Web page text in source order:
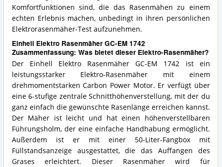
Komfortfunktionen sind, die das Rasenmähen zu einem
echten Erlebnis machen, unbedingt in ihren persönlichen
Elektrorasenmäher-Test aufzunehmen.
Einhell Elektro Rasenmäher GC-EM 1742
Zusammenfassung: Was bietet dieser Elektro-Rasenmäher?
Der Einhell Elektro Rasenmäher GC-EM 1742 ist ein
leistungsstarker Elektro-Rasenmäher mit einem
drehmomentstarken Carbon Power Motor. Er verfügt über
eine 6-stufige zentrale Schnitthöhenverstellung, mit der du
ganz einfach die gewünschte Rasenlänge erreichen kannst.
Der Mäher ist leicht und hat einen höhenverstellbaren
Führungsholm, der eine einfache Handhabung ermöglicht.
Außerdem ist er mit einer 50-Liter-Fangbox mit
Füllstandsanzeige ausgestattet, die das Auffangen des
Grases erleichtert. Dieser Rasenmäher wird für